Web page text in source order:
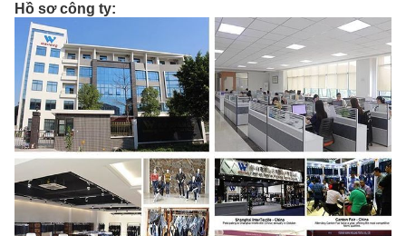
Hồ sơ công ty: